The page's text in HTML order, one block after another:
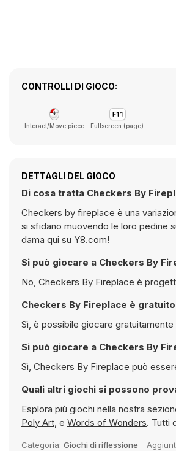
CONTROLLI DI GIOCO:
Interact/Move piece Fullscreen (page)
DETTAGLI DEL GIOCO
Di cosa tratta Checkers By
Сheckers by fireplace è una
si sfidano muovendo le loro pedine
dama qui su Y8.com!
Si può giocare a Checkers By
No, Checkers By Fireplace è
Checkers By Fireplace è
Sì, Checkers
Quali altri giochi si possono
Esplora più giochi nella nostra
Poly Art, e Words of Wonders. Tutti
Categoria: Giochi di riflessione